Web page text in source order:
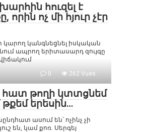
հուզել է
ոչ մի հյուր չէր
կարող կանգնեցնել իսկական
ապրող երիտասարդ զույգը
0 262 Vues :
հատ թողի կտտցնեմ
երեսին…
ասում են՝ ոչինչ չի
են, կամ քոռ. Սերգեյ